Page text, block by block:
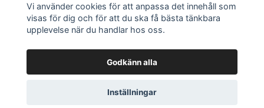
Vanliga frågor
Vi använder cookies för att anpassa det innehåll som
visas för dig och för att du ska få bästa tänkbara
upplevelse när du handlar hos oss.
Godkänn alla
Inställningar